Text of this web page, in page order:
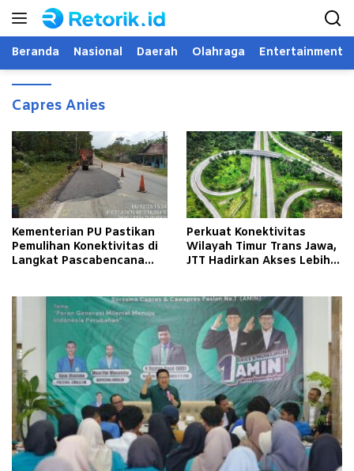
Langsung
Beranda Nasional Daerah Olahraga Entertainment
Capres Anies
Kementerian PU Pastikan
Pemulihan Konektivitas di
Langkat Pascabencana
Perkuat Konektivitas
Wilayah Timur Trans Jawa,
JTT Hadirkan Akses Lebih